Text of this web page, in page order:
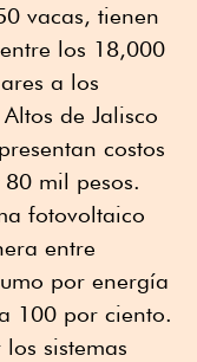
vacas, tienen
los 18,000
a los
de Jalisco
costos
mil pesos.
fotovoltaico
entre
por energía
100 por ciento.
sistemas